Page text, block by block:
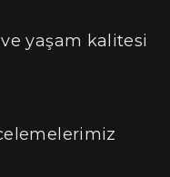
yaşam kalitesi